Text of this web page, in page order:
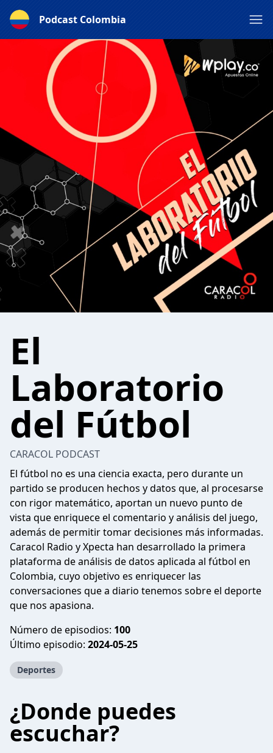
Podcast Colombia
El
Laboratorio
del Fútbol
CARACOL PODCAST
El fútbol no es una ciencia exacta, pero durante un
partido se producen hechos y datos que, al procesarse
con rigor matemático, aportan un nuevo punto de
vista que enriquece el comentario y análisis del juego,
además de permitir tomar decisiones más informadas.
Caracol Radio y Xpecta han desarrollado la primera
plataforma de análisis de datos aplicada al fútbol en
Colombia, cuyo objetivo es enriquecer las
conversaciones que a diario tenemos sobre el deporte
que nos apasiona.
Número de episodios: 100
Último episodio: 2024-05-25
Deportes
¿Donde puedes
escuchar?